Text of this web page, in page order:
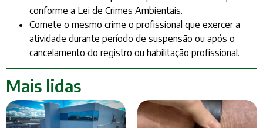
conforme a Lei de Crimes Ambientais.
Comete o mesmo crime o profissional que exercer a
atividade durante período de suspensão ou após o
cancelamento do registro ou habilitação profissional.
Mais lidas